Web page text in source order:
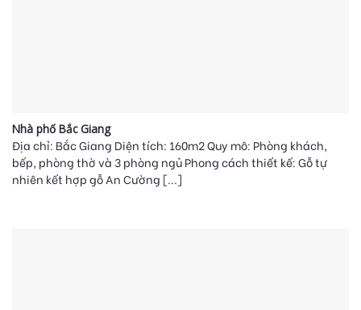
Nhà phố Bắc Giang
Địa chỉ: Bắc Giang Diện tích: 160m2 Quy mô: Phòng khách,
bếp, phòng thờ và 3 phòng ngủ Phong cách thiết kế: Gỗ tự
nhiên kết hợp gỗ An Cường [...]